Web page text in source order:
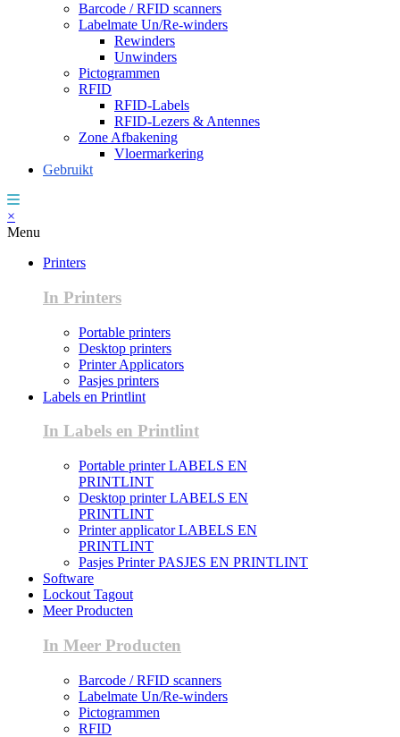
Barcode / RFID scanners
Labelmate Un/Re-winders
Rewinders
Unwinders
Pictogrammen
RFID
RFID-Labels
RFID-Lezers & Antennes
Zone Afbakening
Vloermarkering
Gebruikt
×
Menu
Printers
In Printers
Portable printers
Desktop printers
Printer Applicators
Pasjes printers
Labels en Printlint
In Labels en Printlint
Portable printer LABELS EN
PRINTLINT
Desktop printer LABELS EN
PRINTLINT
Printer applicator LABELS EN
PRINTLINT
Pasjes Printer PASJES EN PRINTLINT
Software
Lockout Tagout
Meer Producten
In Meer Producten
Barcode / RFID scanners
Labelmate Un/Re-winders
Pictogrammen
RFID